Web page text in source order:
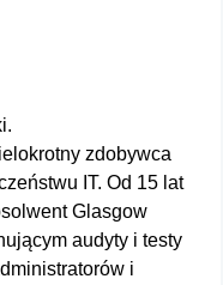
zdobywca
IT. Od 15 lat
Glasgow
audyty i testy
i